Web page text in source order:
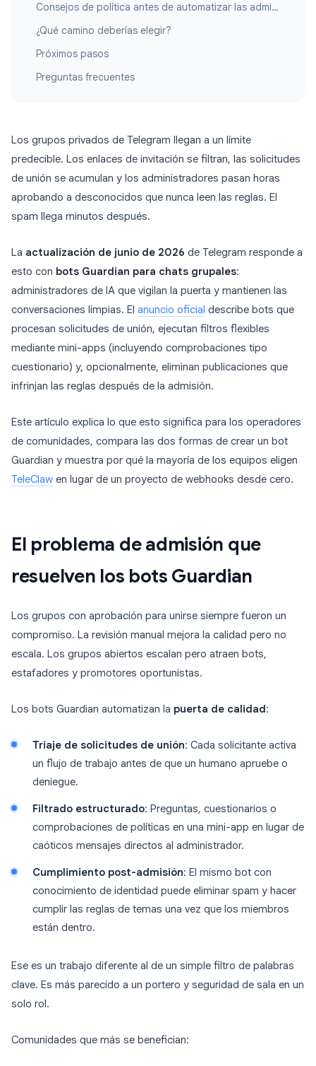
Consejos de política antes de automatizar las admisiones
¿Qué camino deberías elegir?
Próximos pasos
Preguntas frecuentes
Los grupos privados de Telegram llegan a un límite
predecible. Los enlaces de invitación se filtran, las solicitudes
de unión se acumulan y los administradores pasan horas
aprobando a desconocidos que nunca leen las reglas. El
spam llega minutos después.
La actualización de junio de 2026 de Telegram responde a
esto con bots Guardian para chats grupales:
administradores de IA que vigilan la puerta y mantienen las
conversaciones limpias. El anuncio oficial describe bots que
procesan solicitudes de unión, ejecutan filtros flexibles
mediante mini-apps (incluyendo comprobaciones tipo
cuestionario) y, opcionalmente, eliminan publicaciones que
infrinjan las reglas después de la admisión.
Este artículo explica lo que esto significa para los operadores
de comunidades, compara las dos formas de crear un bot
Guardian y muestra por qué la mayoría de los equipos eligen
TeleClaw en lugar de un proyecto de webhooks desde cero.
El problema de admisión que
resuelven los bots Guardian
Los grupos con aprobación para unirse siempre fueron un
compromiso. La revisión manual mejora la calidad pero no
escala. Los grupos abiertos escalan pero atraen bots,
estafadores y promotores oportunistas.
Los bots Guardian automatizan la puerta de calidad:
Triaje de solicitudes de unión: Cada solicitante activa
un flujo de trabajo antes de que un humano apruebe o
deniegue.
Filtrado estructurado: Preguntas, cuestionarios o
comprobaciones de políticas en una mini-app en lugar de
caóticos mensajes directos al administrador.
Cumplimiento post-admisión: El mismo bot con
conocimiento de identidad puede eliminar spam y hacer
cumplir las reglas de temas una vez que los miembros
están dentro.
Ese es un trabajo diferente al de un simple filtro de palabras
clave. Es más parecido a un portero y seguridad de sala en un
solo rol.
Comunidades que más se benefician: